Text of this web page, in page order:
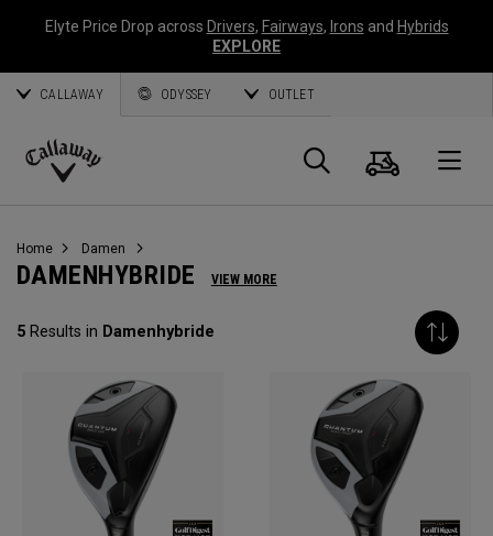
Elyte Price Drop across Drivers, Fairways, Irons and Hybrids
EXPLORE
CALLAWAY ODYSSEY OUTLET
Callaway
Suche
Home Damen
DAMENHYBRIDE VIEW MORE
5 Results in Damenhybride